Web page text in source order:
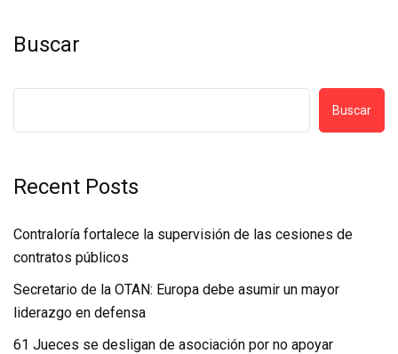
Buscar
Buscar
Recent Posts
Contraloría fortalece la supervisión de las cesiones de
contratos públicos
Secretario de la OTAN: Europa debe asumir un mayor
liderazgo en defensa
61 Jueces se desligan de asociación por no apoyar